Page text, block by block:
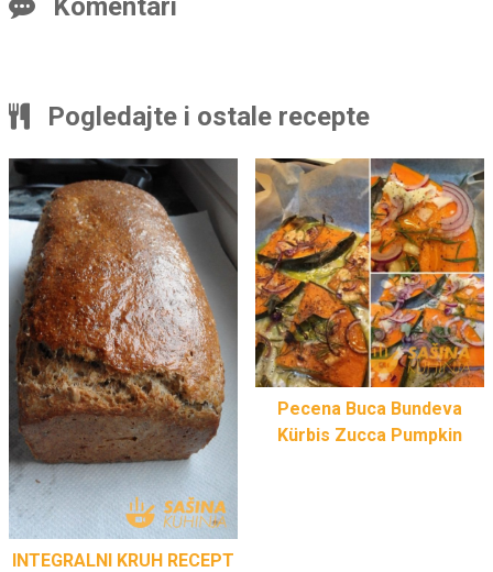
Komentari
Pogledajte i ostale recepte
INTEGRALNI KRUH RECEPT
Pecena Buca Bundeva
Kürbis Zucca Pumpkin